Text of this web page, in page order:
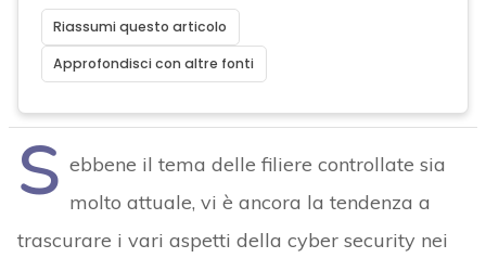
Riassumi questo articolo
Approfondisci con altre fonti
S ebbene il tema delle filiere controllate sia
molto attuale, vi è ancora la tendenza a
trascurare i vari aspetti della cyber security nei